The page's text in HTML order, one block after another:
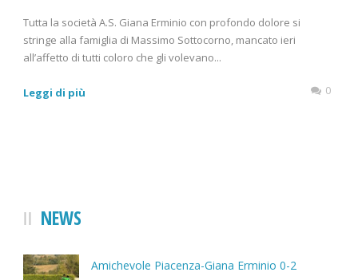
Tutta la società A.S. Giana Erminio con profondo dolore si
stringe alla famiglia di Massimo Sottocorno, mancato ieri
all’affetto di tutti coloro che gli volevano...
Leggi di più 0
NEWS
Amichevole Piacenza-Giana Erminio 0-2